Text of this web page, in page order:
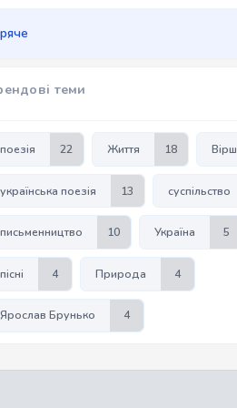
теми
поезія 22 Життя 18 Вірш
українська поезія 13 суспільство
письменництво 10 Україна 5
пісні 4 Природа 4
Ярослав Брунько 4